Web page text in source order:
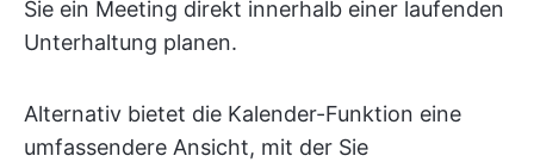
Sie ein Meeting direkt innerhalb einer laufenden
Unterhaltung planen.
Alternativ bietet die Kalender-Funktion eine
umfassendere Ansicht, mit der Sie